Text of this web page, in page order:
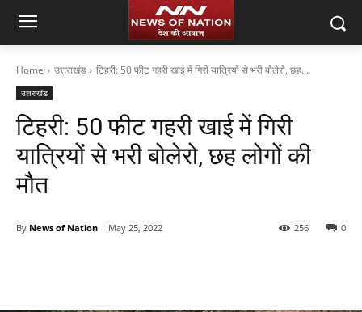
Home उत्तराखंड टिहरी: 50 फीट गहरी खाई में गिरी यात्रियों से भरी बोलेरो, छह...
उत्तराखंड
टिहरी: 50 फीट गहरी खाई में गिरी
यात्रियों से भरी बोलेरो, छह लोगों की
मौत
By News of Nation May 25, 2022 0
256